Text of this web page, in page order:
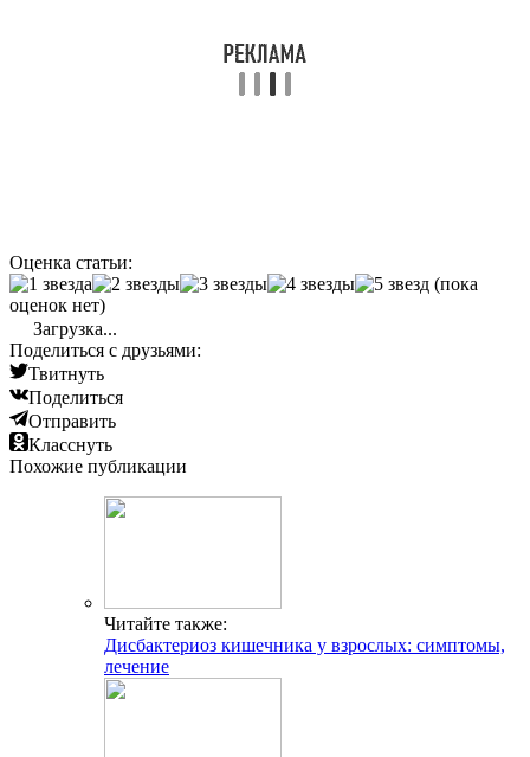
Оценка статьи:
(пока
оценок нет)
Загрузка...
Поделиться с друзьями:
Твитнуть
Поделиться
Отправить
Класснуть
Похожие публикации
Читайте также:
Дисбактериоз кишечника у взрослых: симптомы,
лечение